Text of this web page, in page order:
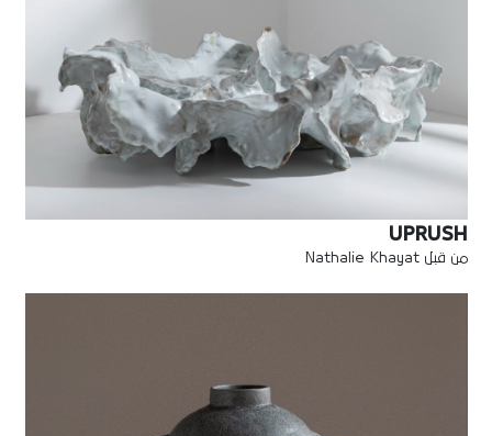
UPRUSH
من قبل Nathalie Khayat